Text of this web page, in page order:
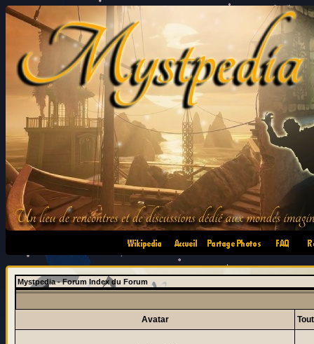
•
Mystpedia - Forum Index du Forum
Avatar